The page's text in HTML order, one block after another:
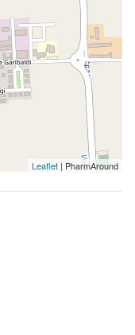
Leaflet | PharmAround